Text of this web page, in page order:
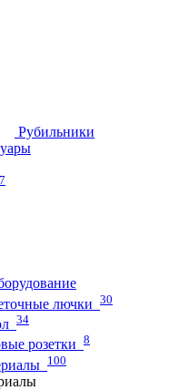
Рубильники
лючки
30
34
розетки 8
100